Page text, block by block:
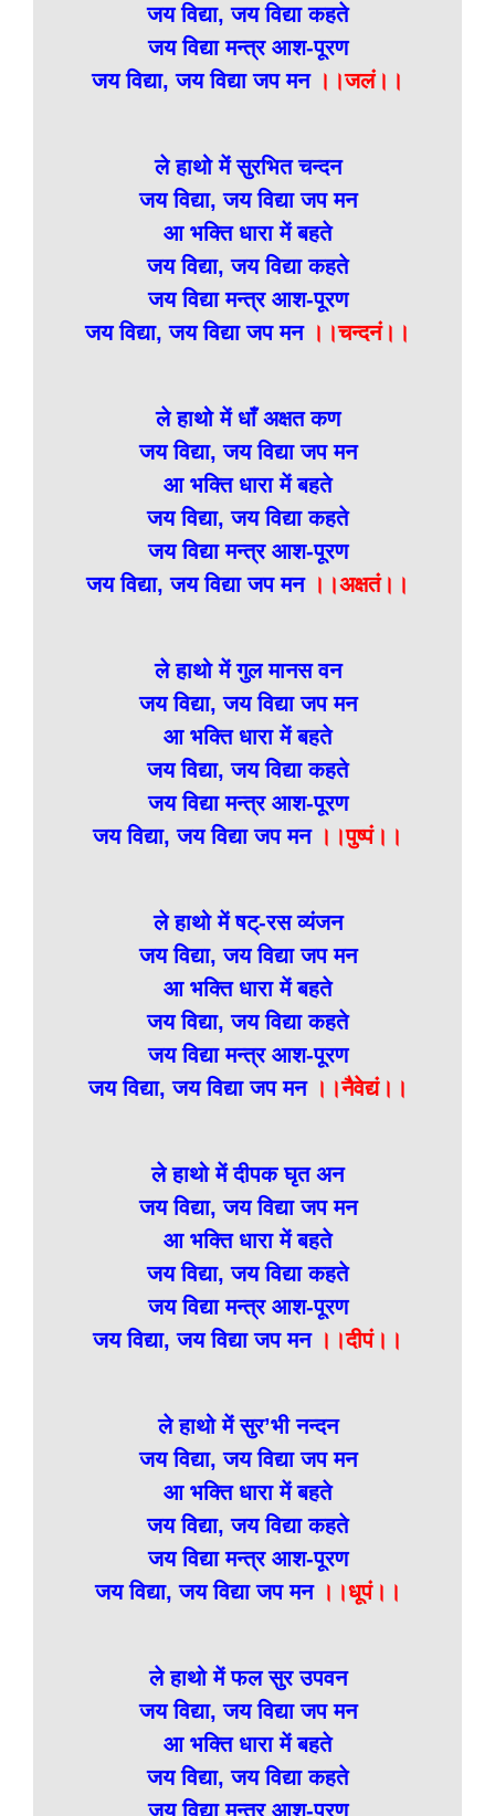
जय विद्या, जय विद्या कहते
जय विद्या मन्त्र आश-पूरण
जय विद्या, जय विद्या जप मन ।।जलं।।
ले हाथो में सुरभित चन्दन
जय विद्या, जय विद्या जप मन
आ भक्ति धारा में बहते
जय विद्या, जय विद्या कहते
जय विद्या मन्त्र आश-पूरण
जय विद्या, जय विद्या जप मन ।।चन्दनं।।
ले हाथो में धाँ अक्षत कण
जय विद्या, जय विद्या जप मन
आ भक्ति धारा में बहते
जय विद्या, जय विद्या कहते
जय विद्या मन्त्र आश-पूरण
जय विद्या, जय विद्या जप मन ।।अक्षतं।।
ले हाथो में गुल मानस वन
जय विद्या, जय विद्या जप मन
आ भक्ति धारा में बहते
जय विद्या, जय विद्या कहते
जय विद्या मन्त्र आश-पूरण
जय विद्या, जय विद्या जप मन।।पुष्पं।।
ले हाथो में षट्-रस व्यंजन
जय विद्या, जय विद्या जप मन
आ भक्ति धारा में बहते
जय विद्या, जय विद्या कहते
जय विद्या मन्त्र आश-पूरण
जय विद्या, जय विद्या जप मन ।।नैवेद्यं।।
ले हाथो में दीपक घृत अन
जय विद्या, जय विद्या जप मन
आ भक्ति धारा में बहते
जय विद्या, जय विद्या कहते
जय विद्या मन्त्र आश-पूरण
जय विद्या, जय विद्या जप मन ।।दीपं।।
ले हाथो में सुर’भी नन्दन
जय विद्या, जय विद्या जप मन
आ भक्ति धारा में बहते
जय विद्या, जय विद्या कहते
जय विद्या मन्त्र आश-पूरण
जय विद्या, जय विद्या जप मन ।।धूपं।।
ले हाथो में फल सुर उपवन
जय विद्या, जय विद्या जप मन
आ भक्ति धारा में बहते
जय विद्या, जय विद्या कहते
जय विद्या मन्त्र आश-पूरण